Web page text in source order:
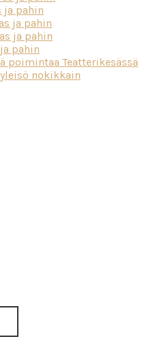
ja pahin
ja pahin
ja pahin
pahin
poimintaa Teatterikesässä
nokikkain